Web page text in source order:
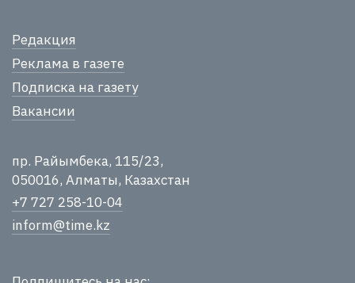
Редакция
Реклама в газете
Подписка на газету
Вакансии
пр. Райымбека, 115/23,
050016, Алматы, Казахстан
+7 727 258-10-04
inform@time.kz